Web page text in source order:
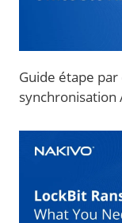
Guide étape
synchronisation